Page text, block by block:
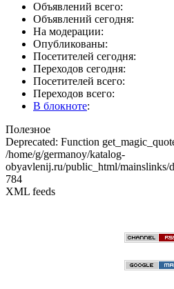
Объявлений всего:
Объявлений сегодня:
На модерации:
Опубликованы:
Посетителей сегодня:
Переходов сегодня:
Посетителей всего:
Переходов всего:
В блокноте:
Полезное
Deprecated: Function
/home/g/germanoy/katalog-
obyavlenij.ru/public_html/mainslinks/
784
XML feeds